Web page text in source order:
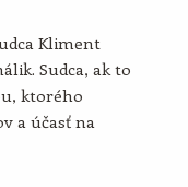
Kliment
Sudca, ak to
ktorého
a účasť na